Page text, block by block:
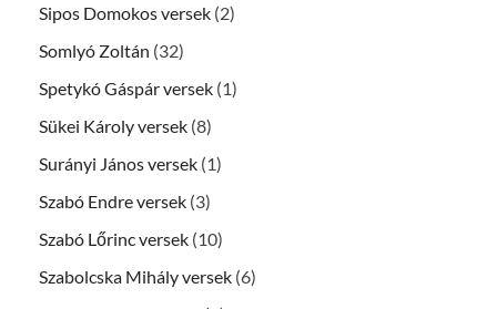
Sipos Domokos versek (2)
Somlyó Zoltán (32)
Spetykó Gáspár versek (1)
Sükei Károly versek (8)
Surányi János versek (1)
Szabó Endre versek (3)
Szabó Lőrinc versek (10)
Szabolcska Mihály versek (6)